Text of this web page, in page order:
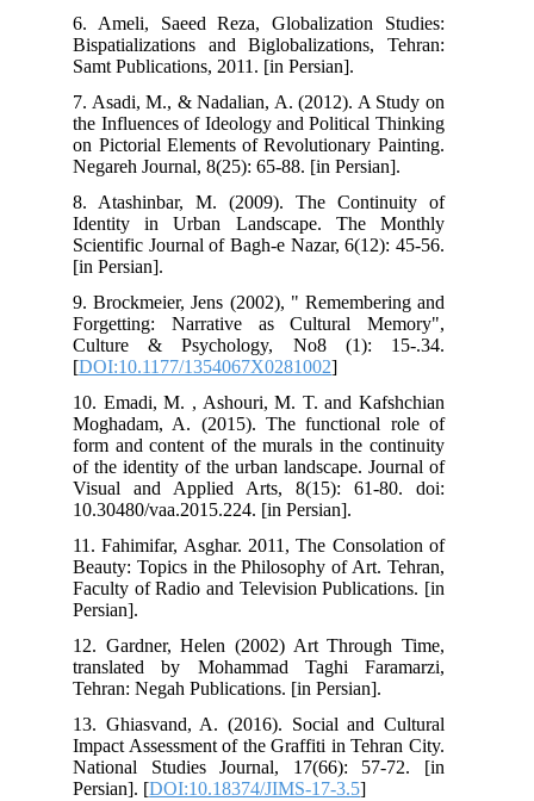
6. Ameli, Saeed Reza, Globalization Studies:
Bispatializations and Biglobalizations, Tehran:
Samt Publications, 2011. [in Persian].
7. Asadi, M., & Nadalian, A. (2012). A Study on
the Influences of Ideology and Political Thinking
on Pictorial Elements of Revolutionary Painting.
Negareh Journal, 8(25): 65-88. [in Persian].
8. Atashinbar, M. (2009). The Continuity of
Identity in Urban Landscape. The Monthly
Scientific Journal of Bagh-e Nazar, 6(12): 45-56.
[in Persian].
9. Brockmeier, Jens (2002), " Remembering and
Forgetting: Narrative as Cultural Memory",
Culture & Psychology, No8 (1): 15-.34.
[DOI:10.1177/1354067X0281002
10. Emadi, M. , Ashouri, M. T. and Kafshchian
Moghadam, A. (2015). The functional role of
form and content of the murals in the continuity
of the identity of the urban landscape. Journal of
Visual and Applied Arts, 8(15): 61-80. doi:
10.30480/vaa.2015.224. [in Persian].
11. Fahimifar, Asghar. 2011, The Consolation of
Beauty: Topics in the Philosophy of Art. Tehran,
Faculty of Radio and Television Publications. [in
12. Gardner, Helen (2002) Art Through Time,
translated by Mohammad Taghi Faramarzi,
Tehran: Negah Publications. [in Persian].
13. Ghiasvand, A. (2016). Social and Cultural
Impact Assessment of the Graffiti in Tehran City.
National Studies Journal, 17(66): 57-72. [in
Persian]. [DOI:10.18374/JIMS-17-3.5